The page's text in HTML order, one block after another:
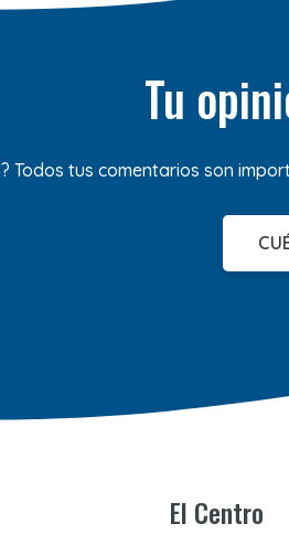
Tu
Todos tus comentarios son
El Centro